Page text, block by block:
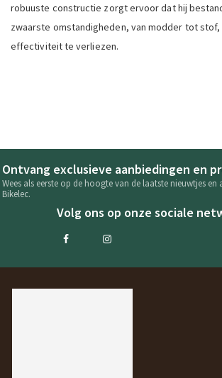
robuuste constructie zorgt ervoor dat hij
zwaarste omstandigheden, van modder tot stof,
effectiviteit te verliezen.
Ontvang exclusieve aanbiedingen en
Wees als eerste op de hoogte van de laatste nieuwtjes en
Bikelec.
Volg ons op onze sociale